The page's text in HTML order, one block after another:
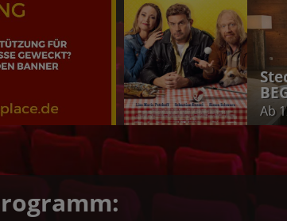
Steckerlfischfiasko - DER VVK
BEGONNEN
Ab 12.08.2026 bei uns im Kino